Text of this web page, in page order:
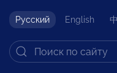
Русский English